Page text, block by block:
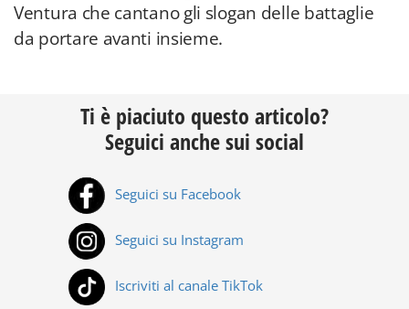
Ventura che cantano gli slogan delle battaglie
da portare avanti insieme.
Ti è piaciuto questo articolo?
Seguici anche sui social
Seguici su Facebook
Seguici su Instagram
Iscriviti al canale TikTok